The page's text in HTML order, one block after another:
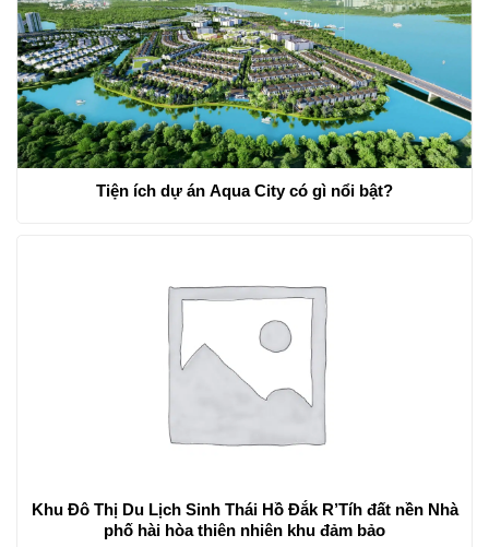
Tiện ích dự án Aqua City có gì nổi bật?
Khu Đô Thị Du Lịch Sinh Thái Hồ Đắk R’Tíh đất nền Nhà
phố hài hòa thiên nhiên khu đảm bảo